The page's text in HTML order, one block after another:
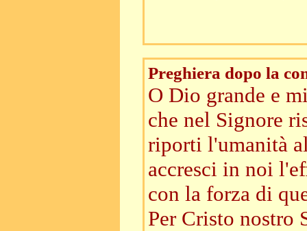
Preghiera dopo la
O Dio grande e
che nel Signore
riporti l'umanità
accresci in noi
con la forza di
Per Cristo nostro